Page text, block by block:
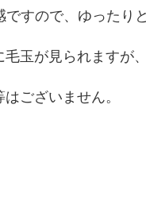
ですので、ゆったり
玉が見られますが
ございません。